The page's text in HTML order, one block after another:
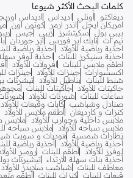
كلمات البحث الأكثر شيوعا
ديفاكتو أونلي اديداس اديداس
امريكان ايجل
اندر ارمر كوتون اون
بيبي بول
سكيتشرز زيبي جيس
نيم ات نايك اير فورس اير جوردان
احذية رياضية للأولاد
احذية رياضية
احذية سنيكرز للبنات
احذية لوفر سهلة
اطقم ملابس للبنات
افرولات للأولاد
اكسسوارات جينزات للأولاد جينزات
شنط للبنات بناطيل للأولاد تيشرتات
جاكيتات للأولاد جاكيتات للبنات
ساعات للبنات
شورتات للأولاد
صنادل وشباشب كابات وقبعات للأولاد
كنزات و كارديغان أطقم ملابس للأولاد
ملابس داخلية وجوارب للأولاد ملابس
ملابس سباحه للأولاد ملابس سباحه
نظارات شمسية هوديات و سويت
أحذية رياضية للأولاد أحذية رياضية
لوفرز للأولاد أطقم للبنات رومبر
أحذية بنات سهلة الارتداء تيشيرتات
معاطف للبنات
شباشب سلايدز للأولاد
قبعات للبنات كنزات للبنات أطقم